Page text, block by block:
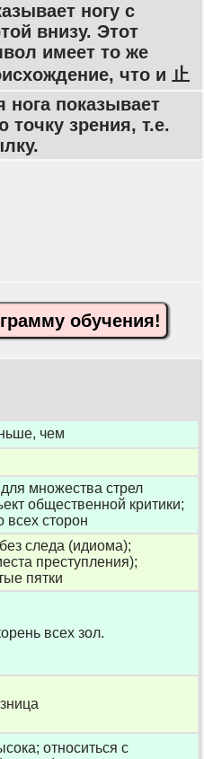
ногу с
внизу. Этот
имеет то же
что и 止
нога показывает
точку зрения, т.е.
обучения!
чем
множества стрел
общественной критики;
всех сторон
следа (идиома);
преступления);
пятки
всех зол.
относиться с